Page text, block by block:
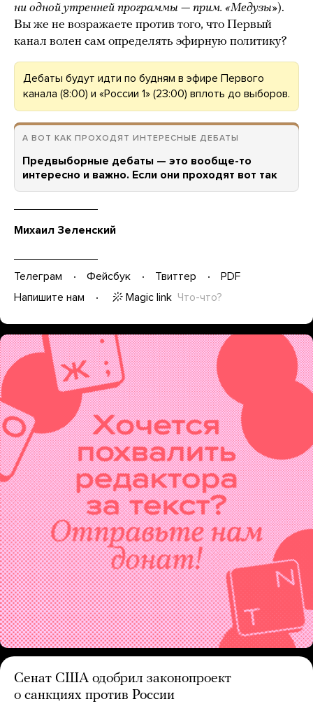
ни одной утренней программы — прим. «Медузы»).
Вы же не возражаете против того, что Первый
канал волен сам определять эфирную политику?
Дебаты будут идти по будням в эфире Первого
канала (8:00) и «России 1» (23:00) вплоть до выборов.
А ВОТ КАК ПРОХОДЯТ ИНТЕРЕСНЫЕ ДЕБАТЫ
Предвыборные дебаты — это вообще-то
интересно и важно. Если они проходят вот так
Михаил Зеленский
Телеграм Фейсбук Твиттер
PDF
Напишите нам
Magic link Что-что?
Сенат США одобрил законопроект
о санкциях против России